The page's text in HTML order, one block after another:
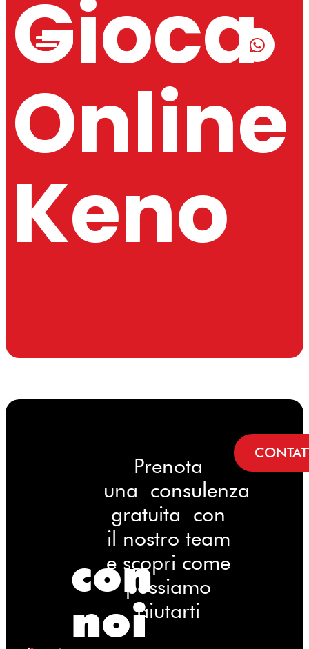
Gioca
Online
Keno
con
noi
Prenota
una consulenza
gratuita con
il nostro team
e scopri come
possiamo
aiutarti